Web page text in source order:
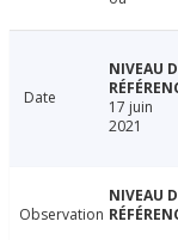
Date
17 juin
2021
Observation